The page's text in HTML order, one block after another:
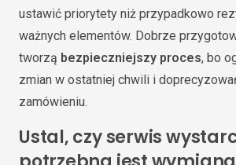
ustawić priorytety niż przypadkowo
ważnych elementów. Dobrze
tworzą bezpieczniejszy proces, bo
zmian w ostatniej chwili i
zamówieniu.
Ustal, czy serwis